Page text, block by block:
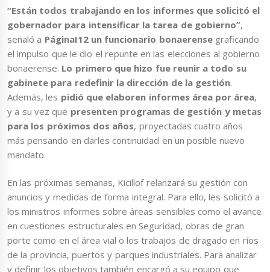
“Están todos trabajando en los informes que solicitó el
gobernador para intensificar la tarea de gobierno”,
señaló a PáginaI12 un funcionario bonaerensegraficando
el impulso que le dio el repunte en las elecciones al gobierno
bonaerense. Lo primero que hizo fue reunir a todo su
gabinete para redefinir la dirección de la gestión.
Además, les pidió que elaboren informes área por área,
y a su vez que presenten programas de gestión y metas
para los próximos dos años, proyectadas cuatro años
más pensando en darles continuidad en un posible nuevo
mandato.
En las próximas semanas, Kicillof relanzará su gestión con
anuncios y medidas de forma integral. Para ello, les solicitó a
los ministros informes sobre áreas sensibles como el avance
en cuestiones estructurales en Seguridad, obras de gran
porte como en el área vial o los trabajos de dragado en ríos
de la provincia, puertos y parques industriales. Para analizar
y definir los objetivos también encargó a su equipo que